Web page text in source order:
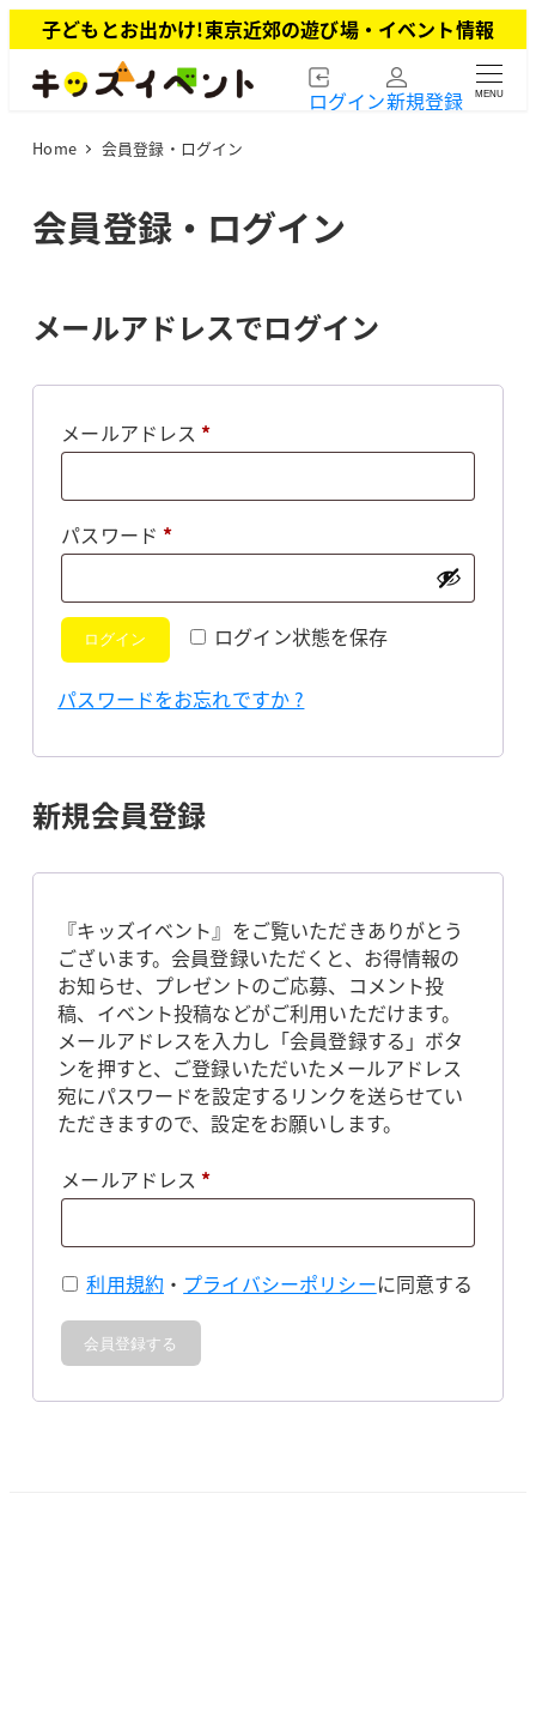
イ
子どもとお出かけ!東京近郊の遊び場・イベント情報
ログイン新規登録 MENU
Home 会員登録・ログイン
会員登録・ログイン
メールアドレスでログイン
メールアドレス *必
パスワード *必
ログイン状態を保存
ログイン
パスワードをお忘れですか ?
新規会員登録
『キッズイベント』をご覧いただきありがとう
ございます。会員登録いただくと、お得情報の
お知らせ、プレゼントのご応募、コメント投
稿、イベント投稿などがご利用いただけます。
メールアドレスを入力し「会員登録する」ボタ
ンを押すと、ご登録いただいたメールアドレス
宛にパスワードを設定するリンクを送らせてい
ただきますので、設定をお願いします。
メールアドレス *必
利用規約 ・ プライバシーポリシーに同意する
会員登録する